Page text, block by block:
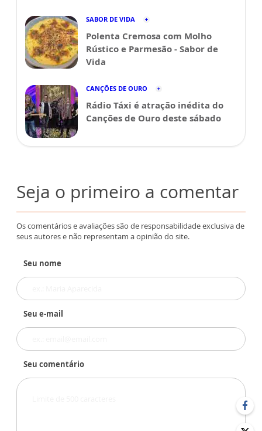
SABOR DE VIDA
Polenta Cremosa com Molho
Rústico e Parmesão - Sabor de
Vida
CANÇÕES DE OURO
Rádio Táxi é atração inédita do
Canções de Ouro deste sábado
Seja o primeiro a comentar
Os comentários e avaliações são de responsabilidade exclusiva de
seus autores e não representam a opinião do site.
Seu nome
Seu e-mail
Seu comentário